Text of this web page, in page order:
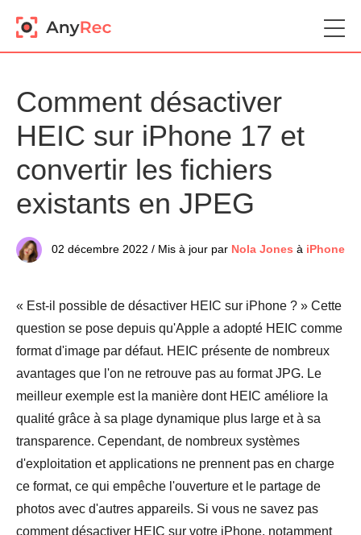
Comment désactiver
HEIC sur iPhone 17 et
convertir les fichiers
existants en JPEG
02 décembre 2022 / Mis à jour par Nola Jones à iPhone
« Est-il possible de désactiver HEIC sur iPhone ? » Cette
question se pose depuis qu'Apple a adopté HEIC comme
format d'image par défaut. HEIC présente de nombreux
avantages que l'on ne retrouve pas au format JPG. Le
meilleur exemple est la manière dont HEIC améliore la
qualité grâce à sa plage dynamique plus large et à sa
transparence. Cependant, de nombreux systèmes
d'exploitation et applications ne prennent pas en charge
ce format, ce qui empêche l'ouverture et le partage de
photos avec d'autres appareils. Si vous ne savez pas
comment désactiver HEIC sur votre iPhone, notamment